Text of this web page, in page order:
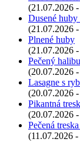
(21.07.2026
Dusené huby
(21.07.2026
Plnené huby
(21.07.2026
Pečený
(20.07.2026
Lasagne s
(20.07.2026
Pikantná
(20.07.2026
Pečená
(11.07.2026